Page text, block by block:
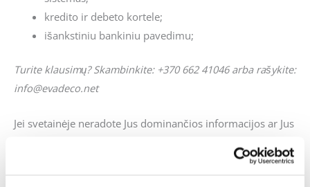
kredito ir debeto kortele;
išankstiniu bankiniu pavedimu;
Turite klausimų? Skambinkite: +370 662 41046 arba rašykite:
info@evadeco.net
Jei svetainėje neradote Jus dominančios informacijos ar Jus
klausimus ir mes pasistengsime kuo skubiau į juos atsakyti.